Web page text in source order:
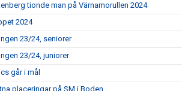
tionde man på Värnamorullen 2024
2024
23/24, seniorer
23/24, juniorer
går i mål
placeringar på SM i Boden